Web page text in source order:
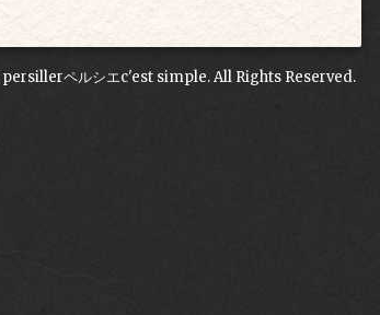
persillerペルシエc'est simple. All Rights Reserved.